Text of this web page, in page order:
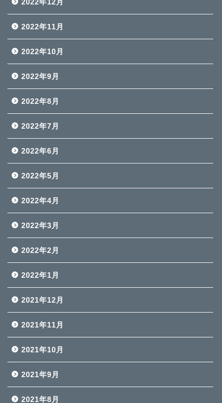
2022年12月
2022年11月
2022年10月
2022年9月
2022年8月
2022年7月
2022年6月
2022年5月
2022年4月
2022年3月
2022年2月
2022年1月
2021年12月
2021年11月
2021年10月
2021年9月
2021年8月